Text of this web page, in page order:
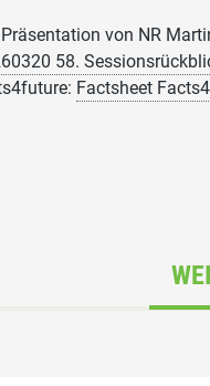
von NR
58.
Factsheet